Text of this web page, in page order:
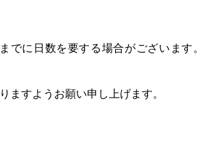
でに日数を要する場合がございます。
ますようお願い申し上げます。